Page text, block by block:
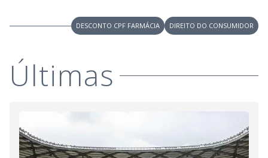
DESCONTO CPF FARMÁCIA DIREITO DO CONSUMIDOR
Últimas